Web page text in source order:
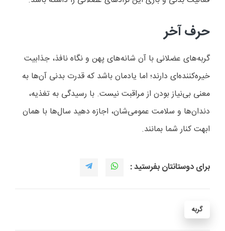
حرف آخر
گربه‌های عضلانی با آن شانه‌های پهن و نگاه نافذ، جذابیت
خیره‌کننده‌ای دارند؛ اما یادمان باشد که قدرت بدنی آن‌ها به
معنی بی‌نیاز بودن از مراقبت نیست. با رسیدگی به تغذیه،
دندان‌ها و سلامت عمومی‌شان، اجازه دهید سال‌ها با همان
ابهت کنار شما بمانند.
برای دوستانتان بفرستید :
گربه